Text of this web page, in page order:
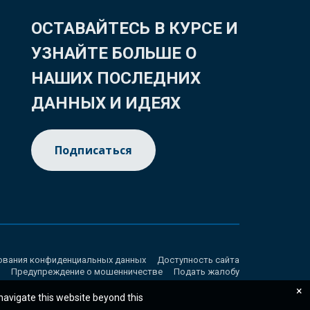
ОСТАВАЙТЕСЬ В КУРСЕ И
УЗНАЙТЕ БОЛЬШЕ О
НАШИХ ПОСЛЕДНИХ
ДАННЫХ И ИДЕЯХ
Подписаться
конфиденциальных данных
Доступность сайта
Предупреждение о мошенничестве
Подать жалобу
this website beyond this ×